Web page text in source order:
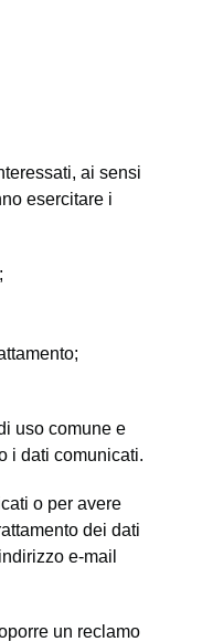
ai sensi
esercitare i
uso comune e
i dati comunicati.
o per avere
dei dati
e-mail
un reclamo